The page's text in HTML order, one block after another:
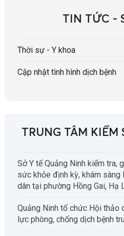
TIN TỨC -
Thời sự - Y khoa
Cập nhật tình hình dịch bệnh
TRUNG TÂM KIỂM
Sở Y tế Quảng Ninh kiểm tra,
sức khỏe định kỳ, khám
dân tại phường Hồng Gai, Hạ
Quảng Ninh tổ chức Hội thảo
lực phòng, chống dịch bệnh